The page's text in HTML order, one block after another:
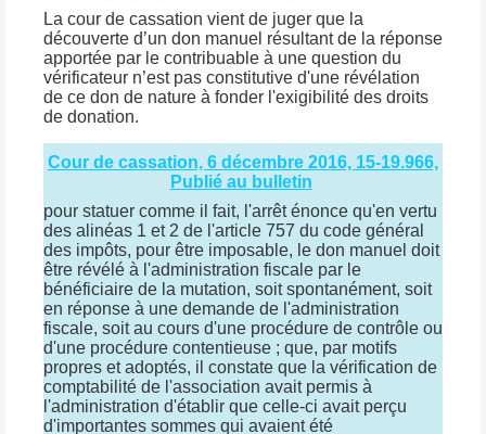
La cour de cassation vient de juger que la
découverte d’un don manuel résultant de la réponse
apportée par le contribuable à une question du
vérificateur n’est pas constitutive d'une révélation
de ce don de nature à fonder l'exigibilité des droits
de donation.
Cour de cassation, 6 décembre 2016, 15-19.966,
Publié au bulletin
pour statuer comme il fait, l'arrêt énonce qu'en vertu
des alinéas 1 et 2 de l'article 757 du code général
des impôts, pour être imposable, le don manuel doit
être révélé à l'administration fiscale par le
bénéficiaire de la mutation, soit spontanément, soit
en réponse à une demande de l'administration
fiscale, soit au cours d'une procédure de contrôle ou
d'une procédure contentieuse ; que, par motifs
propres et adoptés, il constate que la vérification de
comptabilité de l'association avait permis à
l'administration d'établir que celle-ci avait perçu
d'importantes sommes qui avaient été